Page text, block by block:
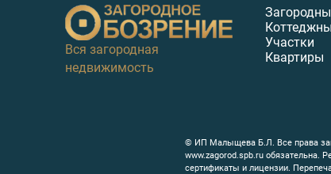
Вся загородная
недвижимость
Участки
Квартиры
© ИП Малыщева Б.Л. Все права
www.zagorod.spb.ru обязательна.
сертификаты и лицензии.